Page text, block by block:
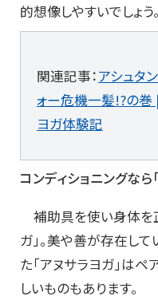
的想像しやすいでしょう。
関連記事：アシュタ
ォー危機一髪!?の巻
ヨガ体験記
コンディショニングなら
補助具を使い身体を
ガ」。美や善が存在し
た「アヌサラヨガ」は
しいものもあります。